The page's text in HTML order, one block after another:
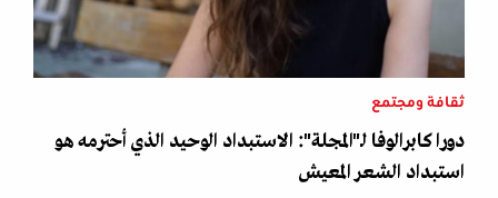
ثقافة ومجتمع
دورا كابرالوفا لـ"المجلة": الاستبداد الوحيد الذي أحترمه هو
استبداد الشعر المعيش